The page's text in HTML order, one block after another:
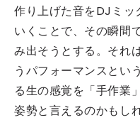
作り上げた音をDJミッ
いくことで、その瞬間
み出そうとする。それ
うパフォーマンスとい
る生の感覚を「手作業
姿勢と言えるのかもし